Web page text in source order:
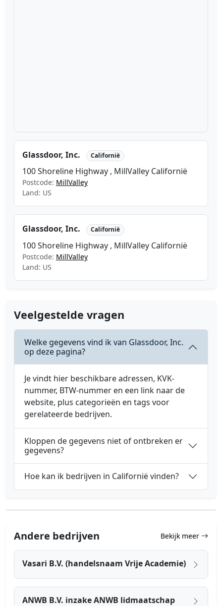
Glassdoor, Inc. Californië
100 Shoreline Highway , MillValley Californië
Postcode: MillValley
Land: US
Glassdoor, Inc. Californië
100 Shoreline Highway , MillValley Californië
Postcode: MillValley
Land: US
Veelgestelde vragen
Welke gegevens vind ik van Glassdoor, Inc.
op deze pagina?
Je vindt hier beschikbare adressen, KVK-
nummer, BTW-nummer en een link naar de
website, plus categorieën en tags voor
gerelateerde bedrijven.
Kloppen de gegevens niet of ontbreken er
gegevens?
Hoe kan ik bedrijven in Californië vinden?
Andere bedrijven Bekijk meer
Vasari B.V. (handelsnaam Vrije Academie)
ANWB B.V. inzake ANWB lidmaatschap